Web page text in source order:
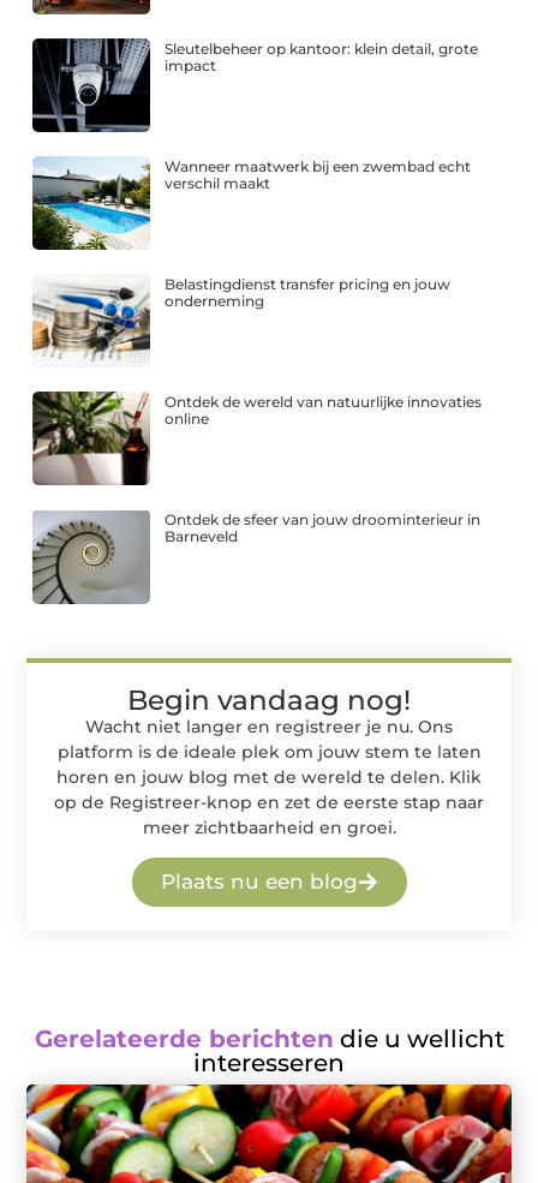
Sleutelbeheer op kantoor: klein detail, grote
impact
Wanneer maatwerk bij een zwembad echt
verschil maakt
Belastingdienst transfer pricing en jouw
onderneming
Ontdek de wereld van natuurlijke innovaties
online
Ontdek de sfeer van jouw droominterieur in
Barneveld
Begin vandaag nog!
Wacht niet langer en registreer je nu. Ons
platform is de ideale plek om jouw stem te laten
horen en jouw blog met de wereld te delen. Klik
op de Registreer-knop en zet de eerste stap naar
meer zichtbaarheid en groei.
Plaats nu een blog
Gerelateerde berichten die u wellicht
interesseren